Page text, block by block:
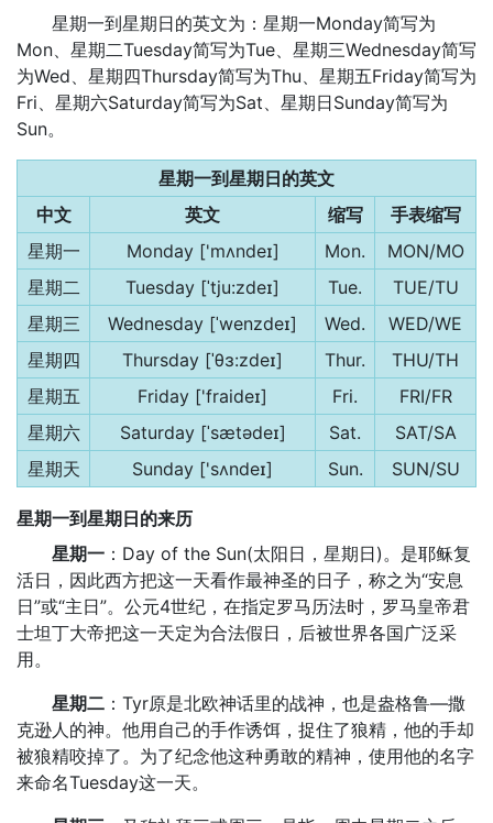
星期一到星期日的英文为：星期一Monday简写为
Mon、星期二Tuesday简写为Tue、星期三Wednesday简写
为Wed、星期四Thursday简写为Thu、星期五Friday简写为
Fri、星期六Saturday简写为Sat、星期日Sunday简写为
Sun。
星期一到星期日的英文
中文
英文 缩写
手表缩写
星期一
Monday ['mʌndeɪ] Mon.
MON/MO
星期二
Tuesday [ˈtju:zdeɪ] Tue.
TUE/TU
星期三
Wednesday [ˈwenzdeɪ] Wed.
WED/WE
星期四
Thursday [ˈθɜ:zdeɪ] Thur.
THU/TH
星期五
Friday ['fraideɪ] Fri.
FRI/FR
星期六
Saturday [ˈsætədeɪ] Sat.
SAT/SA
星期天
Sunday ['sʌndeɪ] Sun. SUN/SU
星期一到星期日的来历
星期一 ：Day of the Sun(太阳日，星期日)。是耶稣复
活日，因此西方把这一天看作最神圣的日子，称之为“安息
日”或“主日”。公元4世纪，在指定罗马历法时，罗马皇帝君
士坦丁大帝把这一天定为合法假日，后被世界各国广泛采
用。
星期二 ：Tyr原是北欧神话里的战神，也是盎格鲁—撒
克逊人的神。他用自己的手作诱饵，捉住了狼精，他的手却
被狼精咬掉了。为了纪念他这种勇敢的精神，使用他的名字
来命名Tuesday这一天。